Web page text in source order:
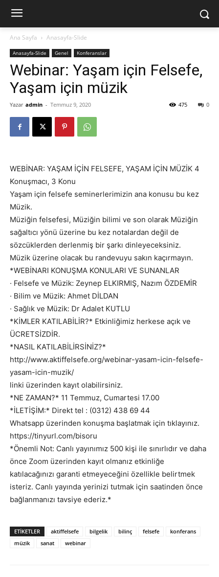
Ana Sayfa Anasayfa-Slide
Anasayfa-Slide Genel Konferanslar
Webinar: Yaşam için Felsefe,
Yaşam için müzik
Yazar admin - Temmuz 9, 2020 0
475
WEBİNAR: YAŞAM İÇİN FELSEFE, YAŞAM İÇİN MÜZİK 4
Konuşmacı, 3 Konu
Yaşam için felsefe seminerlerimizin ana konusu bu kez
Müzik.
Müziğin felsefesi, Müziğin bilimi ve son olarak Müziğin
sağaltıcı yönü üzerine bu kez notalardan değil de
sözcüklerden derlenmiş bir şarkı dinleyeceksiniz.
Müzik üzerine olacak bu randevuyu sakın kaçırmayın.
*WEBİNARI KONUŞMA KONULARI VE SUNANLAR
· Felsefe ve Müzik: Zeynep ELKIRMIŞ, Nazım ÖZDEMİR
· Bilim ve Müzik: Ahmet DİLDAN
· Sağlık ve Müzik: Dr Adalet KUTLU
*KİMLER KATILABİLİR?* Etkinliğimiz herkese açık ve
ÜCRETSİZDİR.
*NASIL KATILABİLİRSİNİZ?*
http://www.aktiffelsefe.org/webinar-yasam-icin-felsefe-
yasam-icin-muzik/
linki üzerinden kayıt olabilirsiniz.
*NE ZAMAN?* 11 Temmuz, Cumartesi 17.00
*İLETİŞİM:* Direkt tel : (0312) 438 69 44
Whatsapp üzerinden konuşma başlatmak için tıklayınız.
https://tinyurl.com/bisoru
*Önemli Not: Canlı yayınımız 500 kişi ile sınırlıdır ve daha
önce Zoom üzerinden kayıt olmanız etkinliğe
katılacağınızı garanti etmeyeceğini özellikle belirtmek
isteriz. Canlı yayında yerinizi tutmak için saatinden önce
bağlanmanızı tavsiye ederiz.*
ETIKETLER aktiffelsefe bilgelik bilinç felsefe
konferans
müzik
sanat webinar